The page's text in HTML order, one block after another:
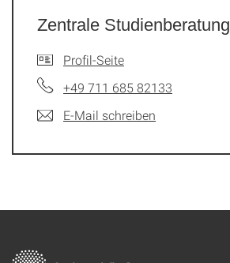
Zentrale Studienberatung
Profil-Seite
+49 711 685 82133
E-Mail schreiben